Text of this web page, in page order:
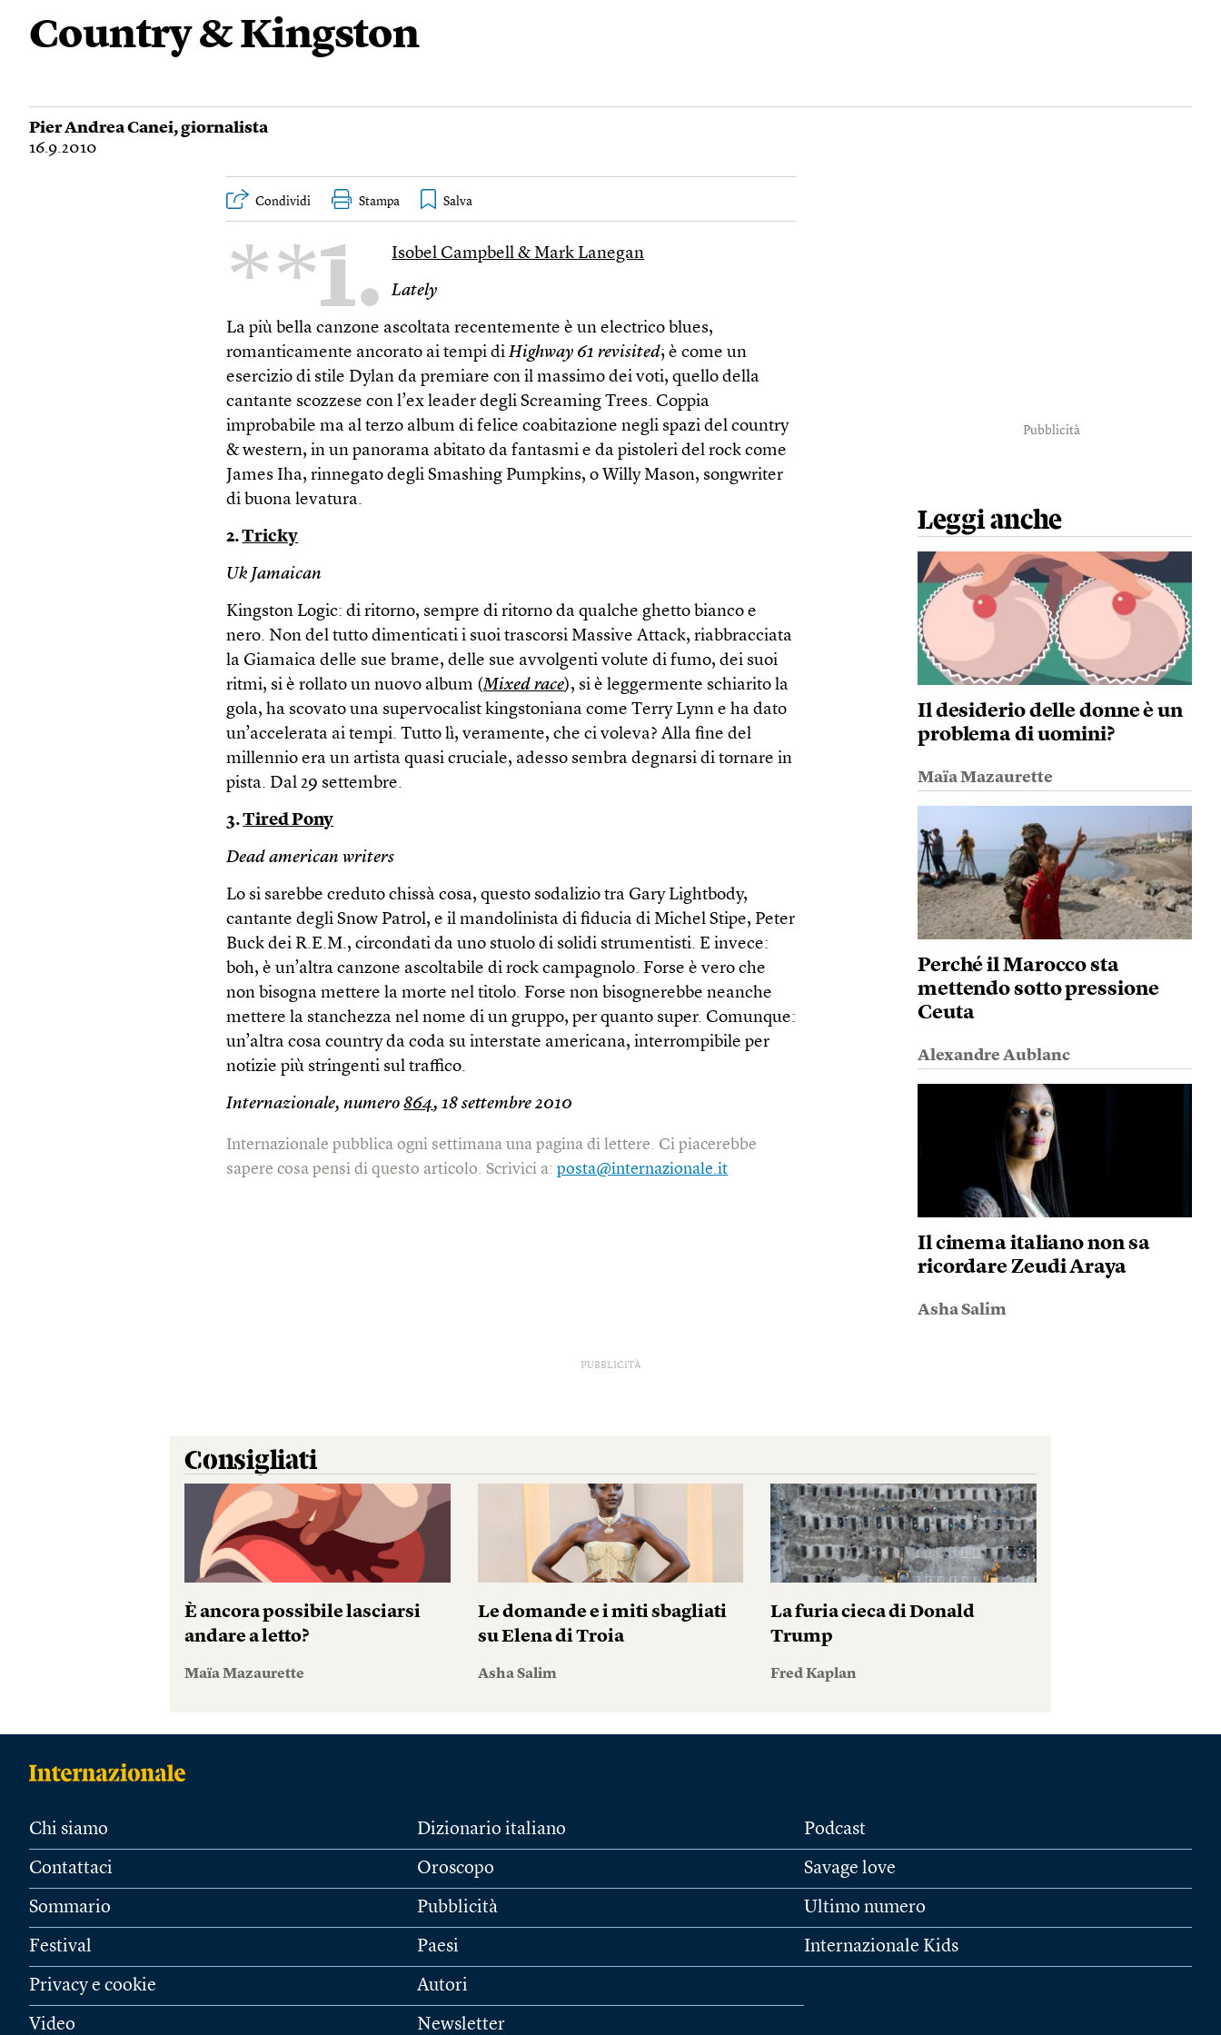
Country & Kingston
Pier Andrea Canei, giornalista
16.9.2010
Condividi Stampa
**1. Isobel Campbell & Mark Lanegan
Lately
La più bella canzone ascoltata recentemente è un electrico blues,
romanticamente ancorato ai tempi diHighway 61 revisited; è come un
esercizio di stile Dylan da premiare con il massimo dei voti, quello della
cantante scozzese con l’ex leader degli Screaming Trees. Coppia
improbabile ma al terzo album di felice coabitazione negli spazi del country
& western, in un panorama abitato da fantasmi e da pistoleri del rock come
James Iha, rinnegato degli Smashing Pumpkins, o Willy Mason, songwriter
di buona levatura.
2.Tricky
Uk Jamaican
Kingston Logic: di ritorno, sempre di ritorno da qualche ghetto bianco e
nero. Non del tutto dimenticati i suoi trascorsi Massive Attack, riabbracciata
la Giamaica delle sue brame, delle sue avvolgenti volute di fumo, dei suoi
ritmi, si è rollato un nuovo album (Mixed race), si è leggermente schiarito la
gola, ha scovato una supervocalist kingstoniana come Terry Lynn e ha dato
un’accelerata ai tempi. Tutto lì, veramente, che ci voleva? Alla fine del
millennio era un artista quasi cruciale, adesso sembra degnarsi di tornare in
pista. Dal 29 settembre.
3.Tired Pony
Dead american writers
Lo si sarebbe creduto chissà cosa, questo sodalizio tra Gary Lightbody,
cantante degli Snow Patrol, e il mandolinista di fiducia di Michel Stipe, Peter
Buck dei R.E.M., circondati da uno stuolo di solidi strumentisti. E invece:
boh, è un’altra canzone ascoltabile di rock campagnolo. Forse è vero che
non bisogna mettere la morte nel titolo. Forse non bisognerebbe neanche
mettere la stanchezza nel nome di un gruppo, per quanto super. Comunque:
un’altra cosa country da coda su interstate americana, interrompibile per
notizie più stringenti sul traffico.
Internazionale, numero864, 18 settembre 2010
Internazionale pubblica ogni settimana una pagina di lettere. Ci piacerebbe
sapere cosa pensi di questo articolo. Scrivici a:posta@internazionale.it
Pubblicità
Leggi anche
Il desiderio delle donne è un
problema di uomini?
Maïa Mazaurette
Perché il Marocco sta
mettendo sotto pressione
Ceuta
Alexandre Aublanc
Il cinema italiano non sa
ricordare Zeudi Araya
Asha Salim
PUBBLICITÀ
Consigliati
È ancora possibile lasciarsi
andare a letto?
Maïa Mazaurette
Le domande e i miti sbagliati
su Elena di Troia
Asha Salim
La furia cieca di Donald
Trump
Fred Kaplan
Chi siamo
Contattaci
Sommario
Festival
Privacy e cookie
Video
Dizionario italiano
Oroscopo
Pubblicità
Paesi
Autori
Newsletter
Podcast
Savage love
Ultimo numero
Internazionale Kids